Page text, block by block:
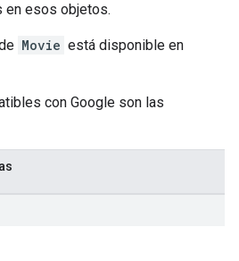
en esos objetos.
Movie está disponible en
con Google son las